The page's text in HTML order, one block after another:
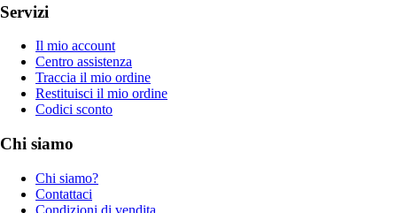
Servizi
Il mio account
Centro assistenza
Traccia il mio ordine
Restituisci il mio ordine
Codici sconto
Chi siamo
Chi siamo?
Contattaci
Condizioni di vendita